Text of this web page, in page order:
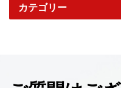
カテゴリー